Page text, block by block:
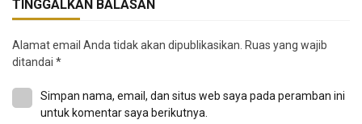
TINGGALKAN BALASAN
Alamat email Anda tidak akan dipublikasikan. Ruas yang wajib
ditandai *
Simpan nama, email, dan situs web saya pada peramban ini
untuk komentar saya berikutnya.